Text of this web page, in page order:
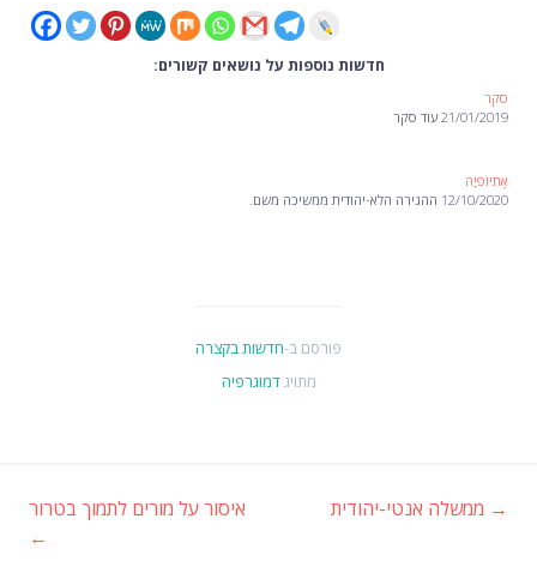
חדשות נוספות על נושאים קשורים:
סקר
21/01/2019 עוד סקר
אֶתִיוֹפִּיָה
12/10/2020 ההגירה הלא-יהודית ממשיכה משם.
פורסם ב-חדשות בקצרה
מתויגדמוגרפיה
ניווט
→ ממשלה אנטי-יהודית
איסור על מורים לתמוך בטרור
←